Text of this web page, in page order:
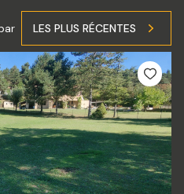
LES PLUS RÉCENTES